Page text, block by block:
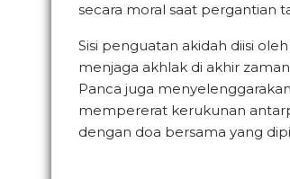
secara moral saat pergantian
Sisi penguatan akidah diisi
menjaga akhlak di akhir
Panca juga
mempererat kerukunan
dengan doa bersama yang